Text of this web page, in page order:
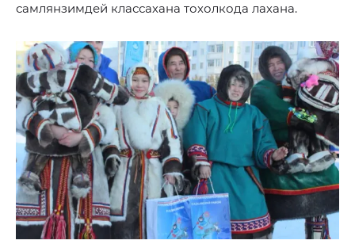
самлянзимдей классахана тохолкода лахана.